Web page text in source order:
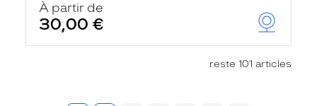
À partir de
30,00 €
reste 101 articles